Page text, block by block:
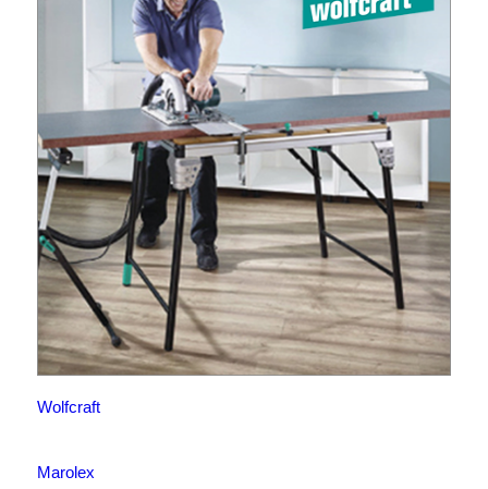
Wolfcraft
Marolex